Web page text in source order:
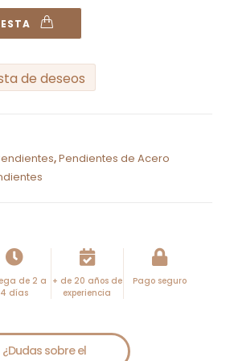
de deseos
,Pendientes de Acero
de 2 a
4 días
+ de 20 años de
experiencia
Pago seguro